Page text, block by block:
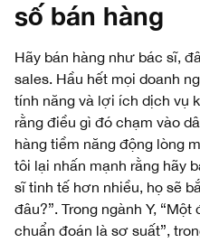
số bán hàng
Hãy bán hàng như bác sĩ,
sales. Hầu hết mọi doanh
tính năng và lợi ích dịch vụ
rằng điều gì đó chạm vào
hàng tiềm năng động lòng
tôi lại nhấn mạnh rằng hãy
sĩ tinh tế hơn nhiều, họ sẽ
đâu?”. Trong ngành Y,
chuẩn đoán là sơ suất”,